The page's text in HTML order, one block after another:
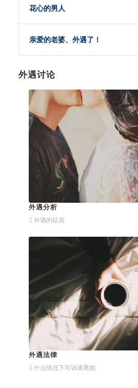
花心的男人
亲爱的老婆、外遇了！
外遇讨论
外遇分析
外遇的征兆
外遇法律
什么情况下可诉请离婚